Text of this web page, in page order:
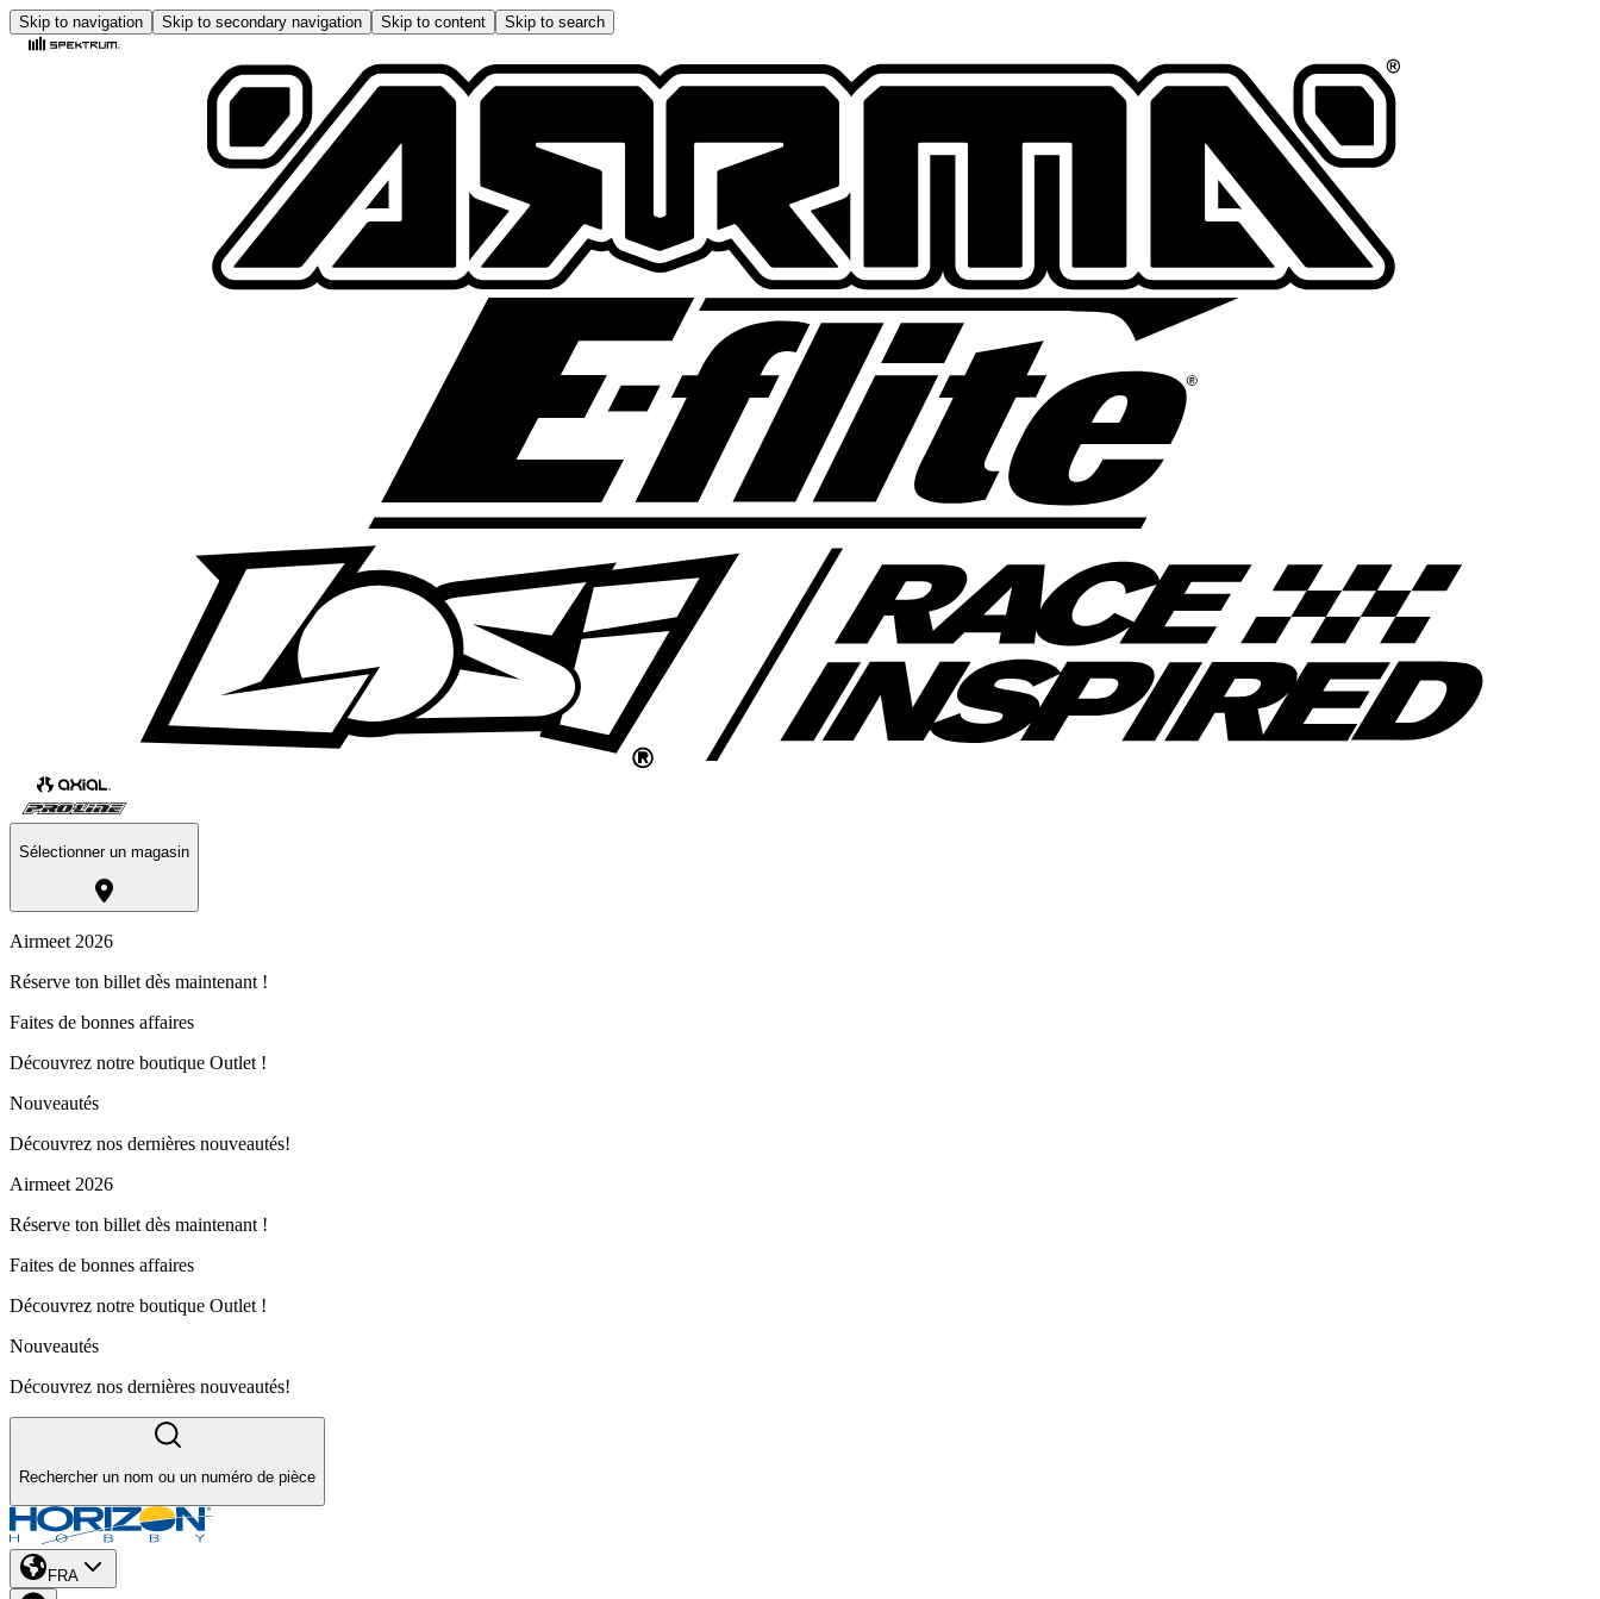
Skip to navigation Skip to secondary navigation Skip to content Skip to search
Sélectionner un magasin
Airmeet 2026
Réserve ton billet dès maintenant !
Faites de bonnes affaires
Découvrez notre boutique Outlet !
Nouveautés
Découvrez nos dernières nouveautés!
Airmeet 2026
Réserve ton billet dès maintenant !
Faites de bonnes affaires
Découvrez notre boutique Outlet !
Nouveautés
Découvrez nos dernières nouveautés!
Rechercher un nom ou un numéro de pièce
FRA